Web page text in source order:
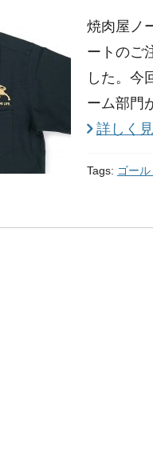
焼肉屋ノ
ートのご
した。今
ーム部門
詳しく
Tags: ゴー